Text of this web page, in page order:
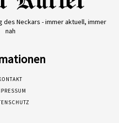
des Neckars - immer aktuell, immer
nah